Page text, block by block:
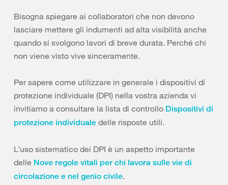
Bisogna spiegare ai collaboratori che non devono
lasciare mettere gli indumenti ad alta visibilità anche
quando si svolgono lavori di breve durata. Perché chi
non viene visto vive sinceramente.
Per sapere come utilizzare in generale i dispositivi di
protezione individuale (DPI) nella vostra azienda vi
invitiamo a consultare la lista di controllo Dispositivi di
protezione individuale delle risposte utili.
L’uso sistematico dei DPI è un aspetto importante
delle Nove regole vitali per chi lavora sulle vie di
circolazione e nel genio civile.